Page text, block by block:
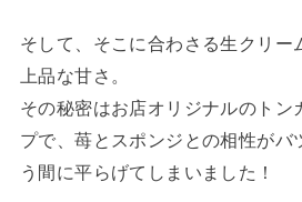
そして、そこに合わさる生クリー
上品な甘さ。
その秘密はお店オリジナルのトン
プで、苺とスポンジとの相性がバ
う間に平らげてしまいました！